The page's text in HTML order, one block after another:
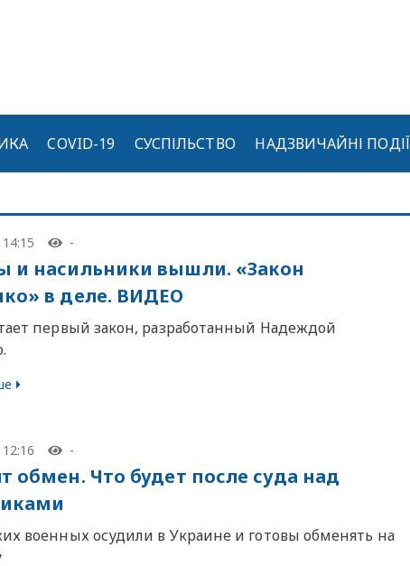
COVID-19 СУСПІЛЬСТВО НАДЗВИЧАЙНІ ПОДІЇ
-
и насильники вышли. «Закон
в деле. ВИДЕО
первый закон, разработанный Надеждой
-
обмен. Что будет после суда над
военных осудили в Украине и готовы обменять на